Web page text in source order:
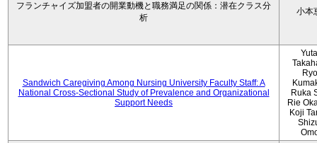
フランチャイズ加盟者の開業動機と職務満足の関係：潜在クラス分
析
小本
Sandwich Caregiving Among Nursing University Faculty Staff: A
National Cross-Sectional Study of Prevalence and Organizational
Support Needs
Ruka
Rie
Koji